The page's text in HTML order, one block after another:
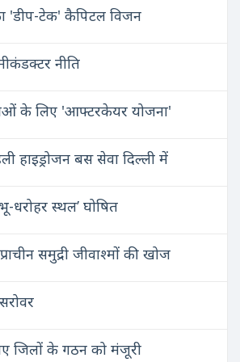
'डीप-टेक' कैपिटल विजन
नीति
के लिए 'आफ्टरकेयर योजना'
हाइड्रोजन बस सेवा दिल्ली में
धरोहर स्थल’ घोषित
समुद्री जीवाश्मों की खोज
जिलों के गठन को मंजूरी